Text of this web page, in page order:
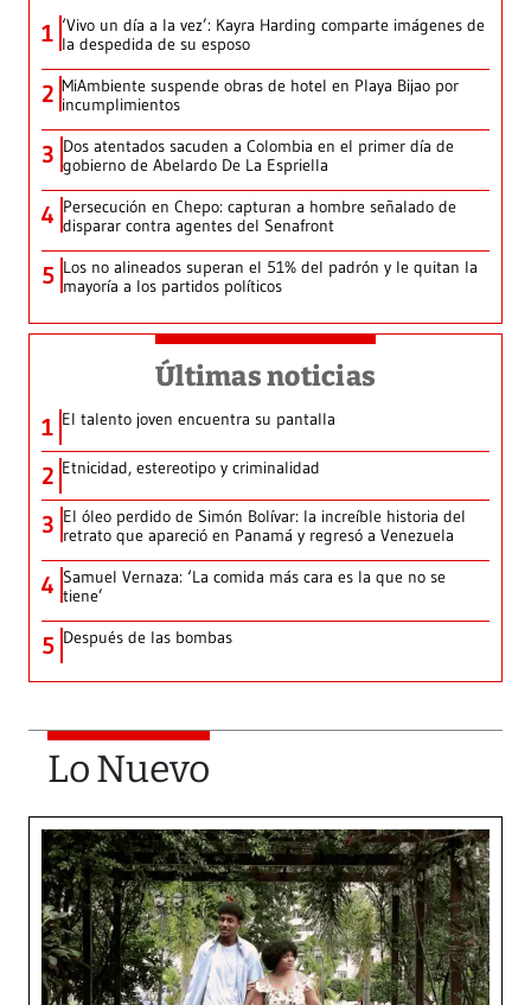
1 ‘Vivo un día a la vez’: Kayra Harding comparte imágenes de
la despedida de su esposo
2 MiAmbiente suspende obras de hotel en Playa Bijao por
incumplimientos
3 Dos atentados sacuden a Colombia en el primer día de
gobierno de Abelardo De La Espriella
4 Persecución en Chepo: capturan a hombre señalado de
disparar contra agentes del Senafront
5 Los no alineados superan el 51% del padrón y le quitan la
mayoría a los partidos políticos
Últimas noticias
1 El talento joven encuentra su pantalla​
2 Etnicidad, estereotipo y criminalidad
3 El óleo perdido de Simón Bolívar: la increíble historia del
retrato que apareció en Panamá y regresó a Venezuela
4 Samuel Vernaza: ‘La comida más cara es la que no se
tiene’
5 Después de las bombas
Lo Nuevo